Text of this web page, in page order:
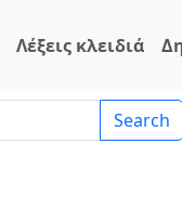
Λέξεις κλειδιά
Search